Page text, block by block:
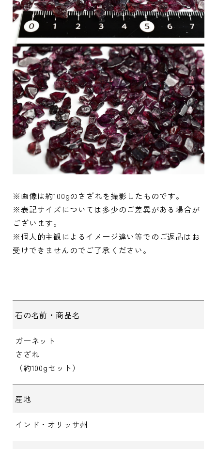
※画像は約100gのさざれを撮影したものです。
※表記サイズについては多少のご差異がある場合が
ございます。
※個人的主観によるイメージ違い等でのご返品はお
受けできませんのでご了承ください。
石の名前・商品名
ガーネット
さざれ
（約100gセット）
産地
インド・オリッサ州